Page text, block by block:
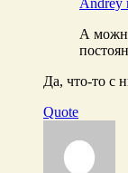
А
Да, что-то с
Quote